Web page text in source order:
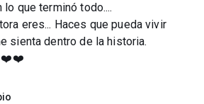
que terminó todo....
eres... Haces que pueda vivir
sienta dentro de la historia.